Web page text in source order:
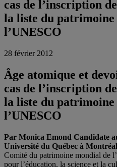
cas de l’inscription
la liste du patrimoine
l’UNESCO
28 février 2012
Âge atomique et
cas de l’inscription
la liste du patrimoine
l’UNESCO
Par Monica Emond Candidate
Université du Québec à Montréal
Comité du patrimoine mondial de
pour l’éducation, la science et la